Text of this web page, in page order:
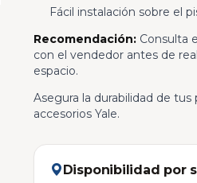
Fácil instalación sobre el
Recomendación:Consulta
con el vendedor antes de
espacio.
Asegura la durabilidad de
accesorios Yale.
Disponibilidad por